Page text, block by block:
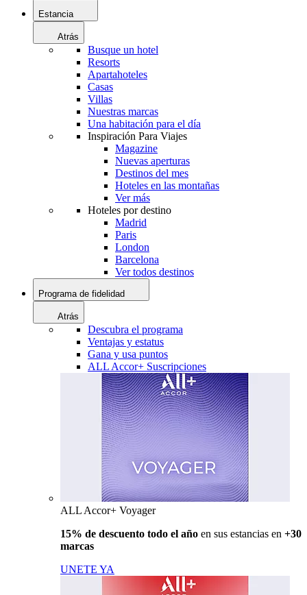
Estancia
Atrás
Busque un hotel
Resorts
Apartahoteles
Casas
Villas
Nuestras marcas
Una habitación para el día
Inspiración Para Viajes
Magazine
Nuevas aperturas
Destinos del mes
Hoteles en las montañas
Ver más
Hoteles por destino
Madrid
Paris
London
Barcelona
Ver todos destinos
Programa de fidelidad
Atrás
Descubra el programa
Ventajas y estatus
Gana y usa puntos
ALL Accor+ Suscripciones
ALL Accor+ Voyager
15% de descuento todo el año en sus estancias en +30
marcas
UNETE YA